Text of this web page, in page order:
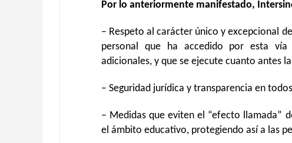
Por lo anteriormente manifestado,
– Respeto al carácter único y excepcional
personal que ha accedido por esta
adicionales, y que se ejecute cuanto antes
– Seguridad jurídica y transparencia en
– Medidas que eviten el “efecto llamada”
el ámbito educativo, protegiendo así a las